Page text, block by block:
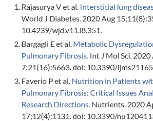
Rajasurya V et al. Interstitial lung
World J Diabetes. 2020 Aug
10.4239/wjd.v11.i8.351.
Bargagli E et al. Metabolic
Pulmonary Fibrosis. Int J Mol Sci. 2020
7;21(16):5663. doi: 10.3390/
Faverio P et al. Nutrition in Patients
Pulmonary Fibrosis: Critical Issues
Research Directions. Nutrients. 2020
17;12(4):1131. doi: 10.3390/